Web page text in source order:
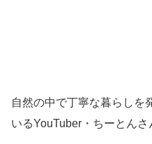
自然の中で丁寧な暮らしを
いるYouTuber・ちーとんさ